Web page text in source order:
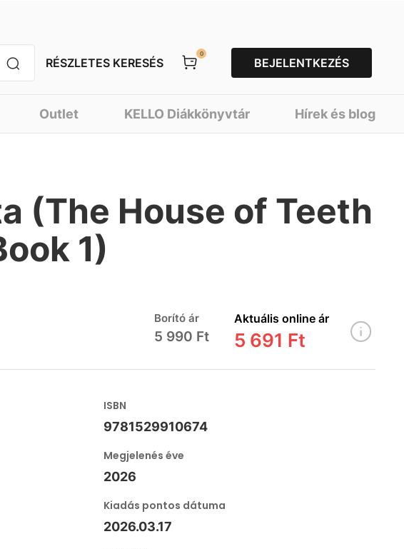
RÉSZLETES KERESÉS
0
BEJELENTKEZÉS
Outlet KELLO Diákkönyvtár Hírek és blog
(The House of Teeth
1)
Borító ár
5 990 Ft
Aktuális online ár
5 691 Ft
ISBN
9781529910674
Megjelenés éve
2026
Kiadás pontos dátuma
2026.03.17